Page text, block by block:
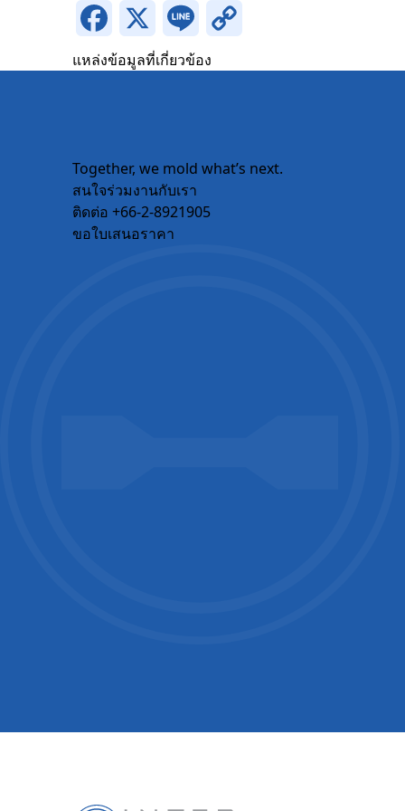
Email
Facebook
Line
แหล่งข้อมูลที่เกี่ยวข้อง
Together, we mold what’s next.
สนใจร่วมงานกับเรา
ติดต่อ +66-2-8921905
ขอใบเสนอราคา